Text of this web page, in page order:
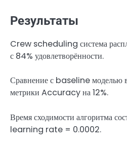
Результаты
Crew scheduling система
с 84% удовлетворённости.
Сравнение с baseline моделью
метрики Accuracy на 12%.
Время сходимости алгоритма
learning rate = 0.0002.